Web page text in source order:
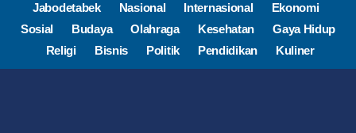
Jabodetabek Nasional Internasional
Ekonomi
Sosial
Budaya Olahraga Kesehatan
Gaya Hidup
Religi
Bisnis Politik Pendidikan Kuliner